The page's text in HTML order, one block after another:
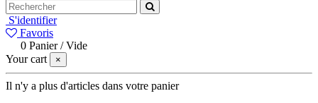
S'identifier
Favoris
0 Panier /Vide
Your cart
×
Il n'y a plus d'articles dans votre panier